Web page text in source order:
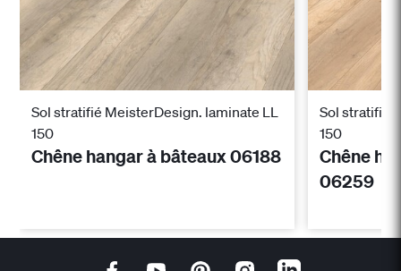
Sol stratifié MeisterDesign. laminate LL
150
Chêne hangar à bâteaux 06188
Sol stratifié
150
Chêne
06259